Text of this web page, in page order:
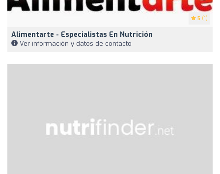
5 (1)
Alimentarte - Especialistas En Nutrición
Ver información y datos de contacto